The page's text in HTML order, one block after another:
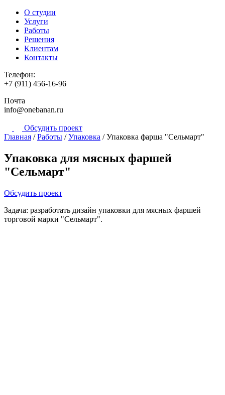
О студии
Услуги
Работы
Решения
Клиентам
Контакты
Телефон:
+7 (911) 456-16-96
Почта
info@onebanan.ru
Обсудить проект
Главная /Работы /Упаковка /Упаковка фарша "Сельмарт"
Упаковка для мясных фаршей
"Сельмарт"
Обсудить проект
Задача: разработать дизайн упаковки для мясных фаршей
торговой марки "Сельмарт".